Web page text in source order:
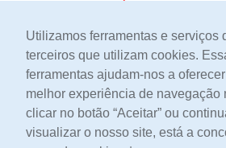
Contacto
Utilizamos ferramentas e serviços
terceiros que utilizam cookies.
ferramentas ajudam-nos a
melhor experiência de navegação
clicar no botão “Aceitar” ou
visualizar o nosso site, está a